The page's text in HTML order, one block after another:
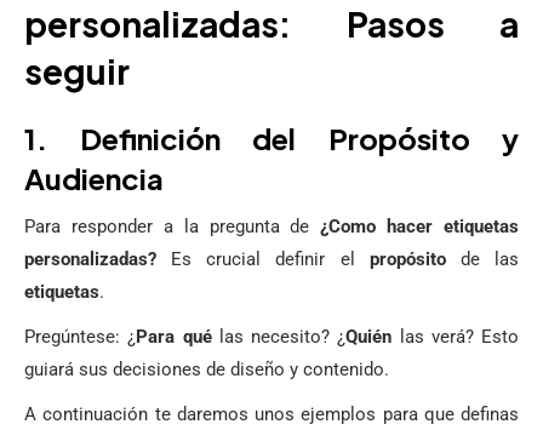
personalizadas: Pasos a
seguir
1. Definición del Propósito y
Audiencia
Para responder a la pregunta de¿Como hacer etiquetas
personalizadas? Es crucial definir el propósitode las
etiquetas.
Pregúntese: ¿Para quélas necesito? ¿Quién las verá? Esto
guiará sus decisiones de diseño y contenido.
A continuación te daremos unos ejemplos para que definas